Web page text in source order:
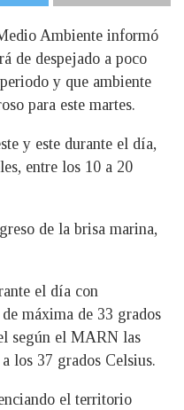
Ambiente informó
de despejado a poco
y que ambiente
para este martes.
y este durante el día,
entre los 10 a 20
de la brisa marina,
el día con
máxima de 33 grados
según el MARN las
los 37 grados Celsius.
el territorio